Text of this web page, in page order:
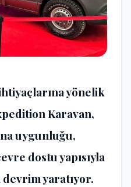
yönelik
Karavan,
uygunluğu,
dostu yapısıyla
yaratıyor.